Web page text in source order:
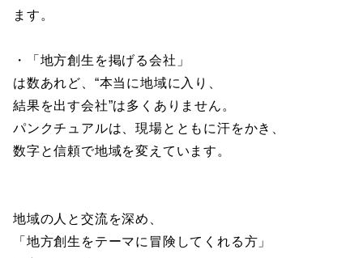
ます。
・「地方創生を掲げる会社」
は数あれど、“本当に地域に入り、
結果を出す会社”は多くありません。
パンクチュアルは、現場とともに汗をかき、
数字と信頼で地域を変えています。
地域の人と交流を深め、
「地方創生をテーマに冒険してくれる方」